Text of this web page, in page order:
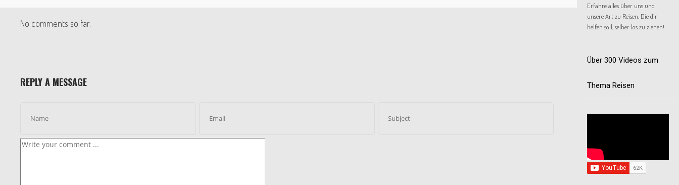
No comments so far.
REPLY A MESSAGE
Erfahre alles über uns und
unsere Art zu Reisen. Die dir
helfen soll, selber los zu ziehen!
Über 300 Videos zum
Thema Reisen